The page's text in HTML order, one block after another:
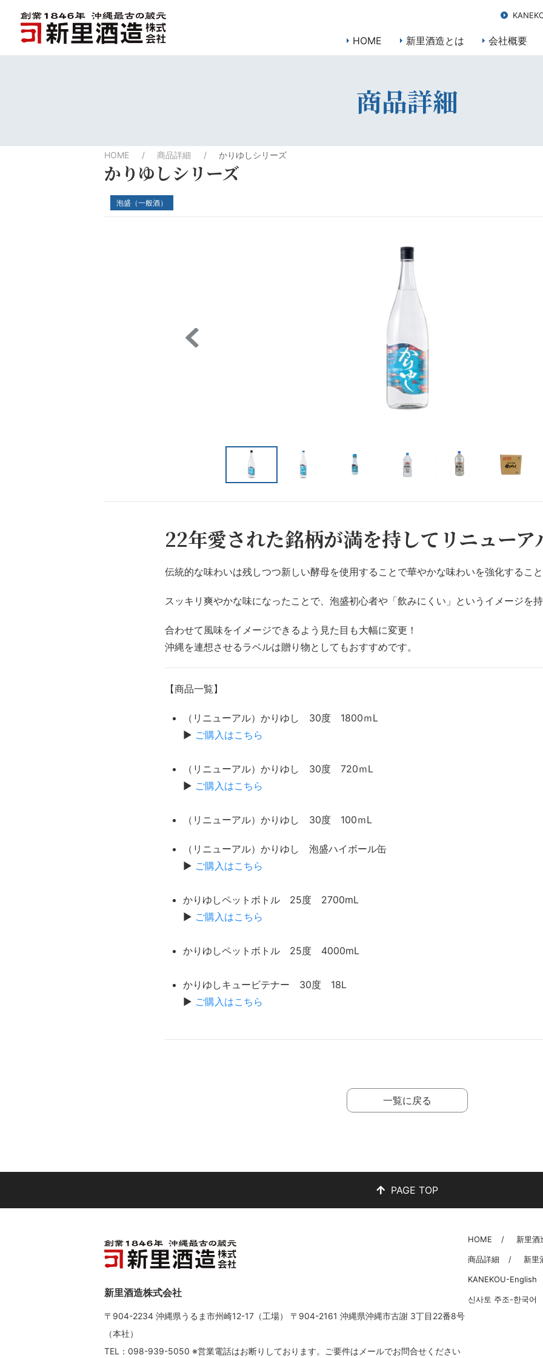
HOME 新里酒造とは 会社概要
商品詳細
HOME 商品詳細 かりゆしシリーズ
かりゆしシリーズ
泡盛（一般酒）
22年愛された銘柄が満を持してリニューア
伝統的な味わいは残しつつ新しい酵母を使用することで華やかな味わいを強化するこ
スッキリ爽やかな味になったことで、泡盛初心者や「飲みにくい」というイメージを
合わせて風味をイメージできるよう見た目も大幅に変更！
沖縄を連想させるラベルは贈り物としてもおすすめです。
【商品一覧】
（リニューアル）かりゆし 30度 1800ｍL
▶ ご購入はこちら
（リニューアル）かりゆし 30度 720ｍL
▶ ご購入はこちら
（リニューアル）かりゆし 30度 100ｍL
（リニューアル）かりゆし 泡盛ハイボール缶
▶ ご購入はこちら
かりゆしペットボトル 25度 2700mL
▶ ご購入はこちら
かりゆしペットボトル 25度 4000mL
かりゆしキュービテナー 30度 18L
▶ ご購入はこちら
一覧に戻る
PAGE TOP
新里酒造株式会社
〒904-2234 沖縄県うるま市州崎12-17（工場） 〒904-2161 沖縄県沖縄市古謝 3丁目22番8号
（本社）
TEL：098-939-5050 ※営業電話はお断りしております。ご要件はメールでお問合せください
HOME 新里酒
商品詳細 新里
KANEKOU-English
신사토 주조-한국어